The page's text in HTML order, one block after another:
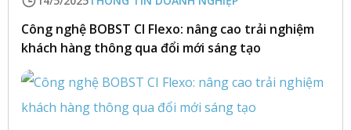
Công nghệ BOBST CI Flexo: nâng cao trải nghiệm
khách hàng thông qua đổi mới sáng tạo